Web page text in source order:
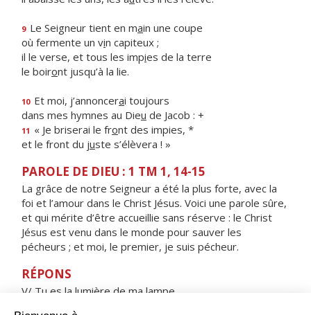
9 Le Seigneur tient en main une coupe
où fermente un vin capiteux ;
il le verse, et tous les impies de la terre
le boiront jusqu’à la lie.
10 Et moi, j’annoncerai toujours
dans mes hymnes au Dieu de Jacob : +
11 « Je briserai le front des impies, *
et le front du juste s’élèvera ! »
PAROLE DE DIEU : 1 TM 1, 14-15
La grâce de notre Seigneur a été la plus forte, avec la
foi et l’amour dans le Christ Jésus. Voici une parole sûre,
et qui mérite d’être accueillie sans réserve : le Christ
Jésus est venu dans le monde pour sauver les
pécheurs ; et moi, le premier, je suis pécheur.
RÉPONS
V/ Tu es la lumière de ma lampe,